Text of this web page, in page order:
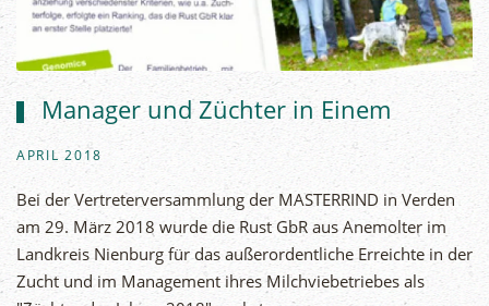
Manager und Züchter in Einem
APRIL 2018
Bei der Vertreterversammlung der MASTERRIND in Verden
am 29. März 2018 wurde die Rust GbR aus Anemolter im
Landkreis Nienburg für das außerordentliche Erreichte in der
Zucht und im Management ihres Milchviebetriebes als